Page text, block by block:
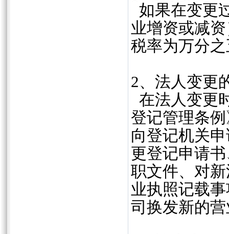
如果在变更
业增资或减
税率为万分
2、法人变更
在法人变更
登记管理条
向登记机关
更登记申请
职文件、对
业执照记载
司换发新的